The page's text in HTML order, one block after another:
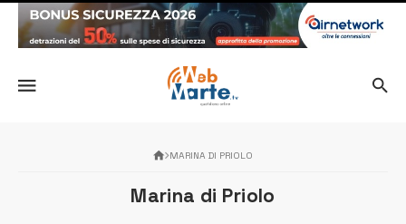
MARINA DI PRIOLO
Marina di Priolo